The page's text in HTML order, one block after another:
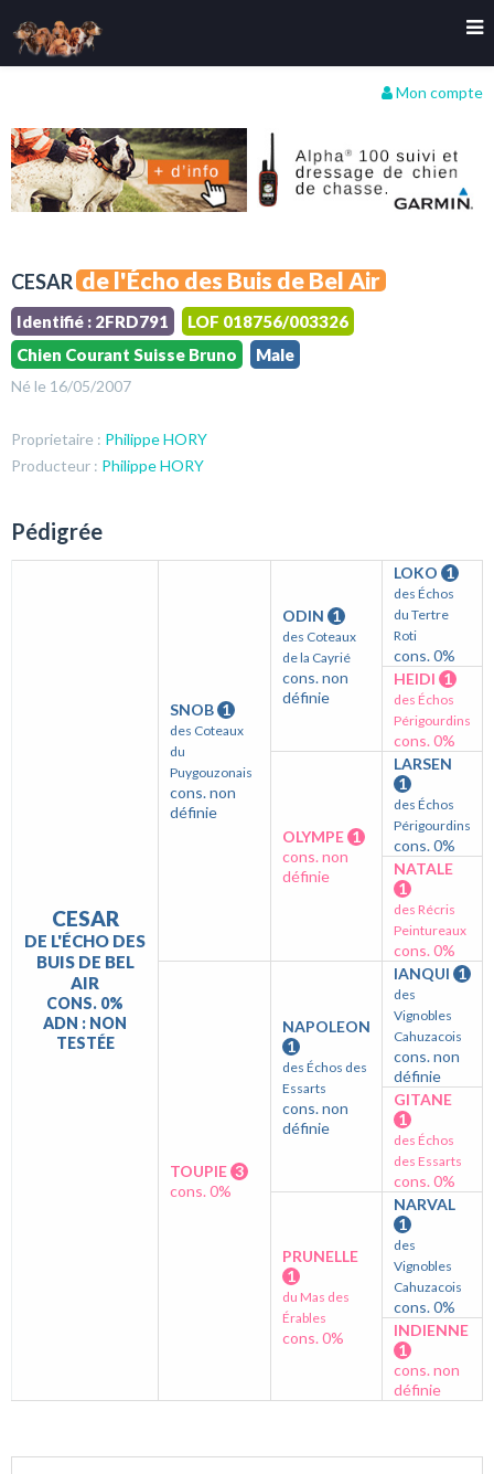
Mon compte
CESAR de l'Écho des Buis de Bel Air
Identifié : 2FRD791
LOF 018756/003326
Chien Courant Suisse Bruno
Male
Né le 16/05/2007
Proprietaire : Philippe HORY
Producteur : Philippe HORY
Pédigrée
CESAR
DE L'ÉCHO DES
BUIS DE BEL
AIR
CONS. 0%
ADN : NON
TESTÉE
SNOB 1
des Coteaux
du
Puygouzonais
cons. non
définie
ODIN 1
des Coteaux
de la Cayrié
cons. non
définie
LOKO 1
des Échos
du Tertre
Roti
cons. 0%
HEIDI 1
des Échos
Périgourdins
cons. 0%
OLYMPE 1
cons. non
définie
LARSEN
1
des Échos
Périgourdins
cons. 0%
NATALE
1
des Récris
Peintureaux
cons. 0%
TOUPIE 3
cons. 0%
NAPOLEON
1
des Échos des
Essarts
cons. non
définie
IANQUI 1
des
Vignobles
Cahuzacois
cons. non
définie
GITANE
1
des Échos
des Essarts
cons. 0%
PRUNELLE
1
du Mas des
Érables
cons. 0%
NARVAL
1
des
Vignobles
Cahuzacois
cons. 0%
INDIENNE
1
cons. non
définie